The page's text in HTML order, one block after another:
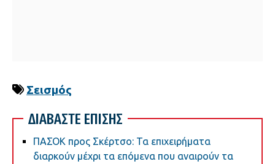
Σεισμός
ΔΙΑΒΑΣΤΕ ΕΠΙΣΗΣ
ΠΑΣΟΚ προς Σκέρτσο: Τα επιχειρήματα
διαρκούν μέχρι τα επόμενα που αναιρούν τα